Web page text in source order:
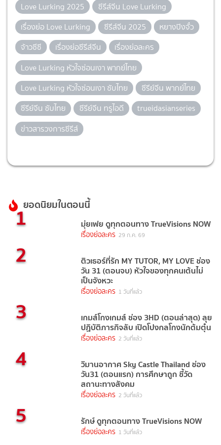
Love Lurking 2025
ซีรีส์จีน Love Lurking
เรื่องย่อ Love Lurking
ซีรีส์จีน 2025
หยางปิงจั๋ว
จ้าวซีซี
เรื่องย่อซีรีส์จีน
เรื่องย่อละคร
Love Lurking หัวใจซ่อนเงา พากย์ไทย
Love Lurking หัวใจซ่อนเงา ซับไทย
ซีรีย์จีน พากย์ไทย
ซีรีย์จีน ซับไทย
ซีรีย์จีน ทรูไอดี
trueidasianseries
ข่าวสารวงการซีรีส์
ยอดนิยมในตอนนี้
1 มุ่ยเฟย ดูทุกตอนทาง TrueVisions NOW
เรื่องย่อละคร 29 ก.ค. 69
2 ติวเธอร์ที่รัก MY TUTOR, MY LOVE ช่อง
วัน 31 (ตอนจบ) หัวใจของทุกคนเต้นไม่
เป็นจังหวะ
เรื่องย่อละคร 1 วันที่แล้ว
3 เกมส์โกงเกมส์ ช่อง 3HD (ตอนล่าสุด) ลุย
ปฏิบัติภารกิจลับ เปิดโปงกลโกงนักต้มตุ๋น
เรื่องย่อละคร 2 วันที่แล้ว
4 วิมานอากาศ Sky Castle Thailand ช่อง
วัน31 (ตอนแรก) การศึกษาถูก ชี้วัด
สถานะทางสังคม
เรื่องย่อละคร 2 วันที่แล้ว
5 รักษ์ ดูทุกตอนทาง TrueVisions NOW
เรื่องย่อละคร 1 วันที่แล้ว